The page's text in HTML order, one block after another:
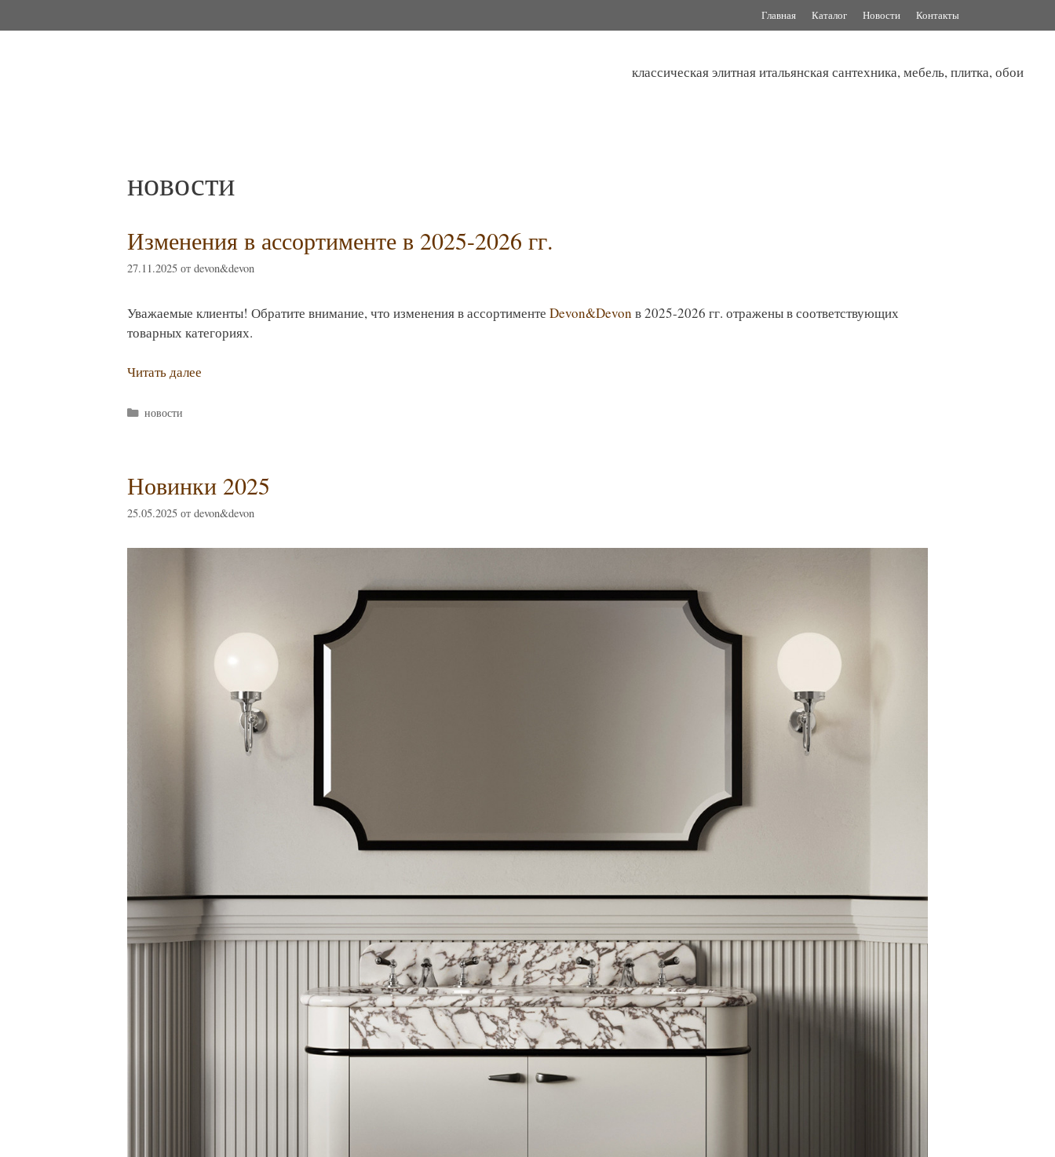
к
Главная Каталог Новости Контакты
классическая элитная итальянская сантехника, мебель, плитка, обои
новости
Изменения в ассортименте в 2025-2026 гг.
27.11.2025 от devon&devon
Уважаемые клиенты! Обратите внимание, что изменения в ассортименте Devon&Devon в 2025-2026 гг. отражены в соответствующих
товарных категориях.
Читать далее
Рубрики
новости
Новинки 2025
25.05.2025 от devon&devon